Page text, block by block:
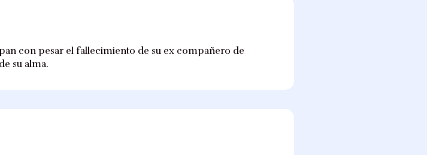
con pesar el fallecimiento de su ex compañero de
su alma.